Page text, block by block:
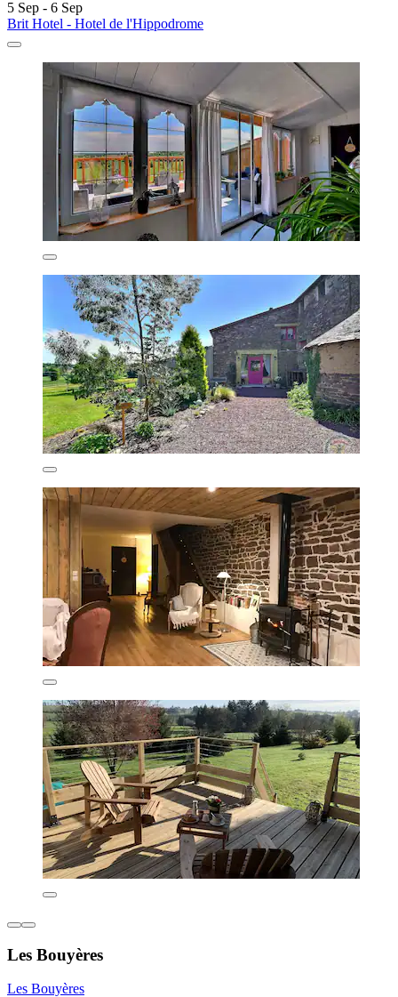
5 Sep - 6 Sep
Brit Hotel - Hotel de l'Hippodrome
Les Bouyères
Les Bouyères